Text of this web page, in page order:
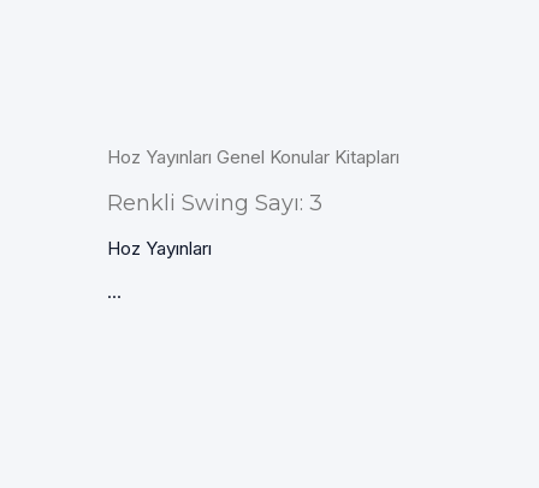
Hoz Yayınları Genel Konular Kitapları
Renkli Swing Sayı: 3
Hoz Yayınları
...